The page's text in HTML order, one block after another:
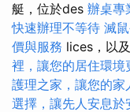
艇，位於des 辦桌專
快速辦理不等待 滅
價與服務 lices，以
裡，讓您的居住環境
護理之家，讓您的
選擇，讓先人安息於